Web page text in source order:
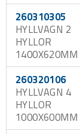
260310305
HYLLVAGN 2
HYLLOR
1400X620MM
260320106
HYLLVAGN 4
HYLLOR
1000X600MM